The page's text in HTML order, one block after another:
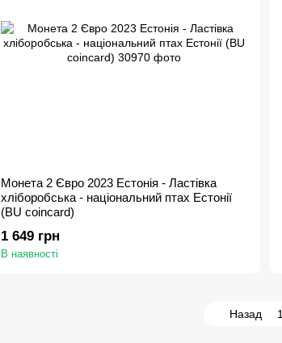
Монета 2 Євро 2023 Естонія - Ластівка
хліборобська - національний птах Естонії
(BU coincard)
1 649 грн
В наявності
Назад 1